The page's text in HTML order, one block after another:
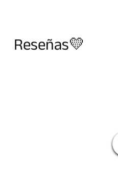
Reseñas💛